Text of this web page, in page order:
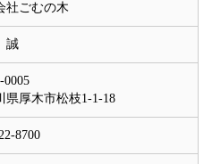
社ごむの木
誠
0005
県厚木市松枝1-1-18
8700